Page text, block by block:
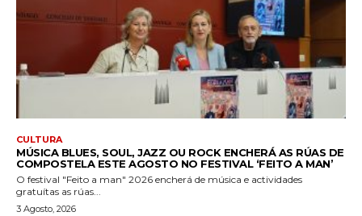
CULTURA
MÚSICA BLUES, SOUL, JAZZ OU ROCK ENCHERÁ AS RÚAS DE
COMPOSTELA ESTE AGOSTO NO FESTIVAL ‘FEITO A MAN’
O festival "Feito a man" 2026 encherá de música e actividades
gratuítas as rúas...
3 Agosto, 2026